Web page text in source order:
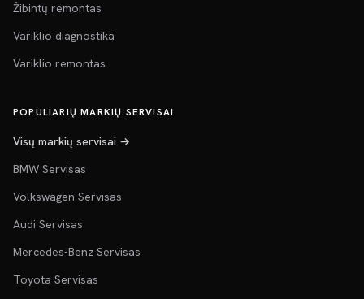
Žibintų remontas
Variklio diagnostika
Variklio remontas
POPULIARIŲ MARKIŲ SERVISAI
Visų markių servisai →
BMW Servisas
Volkswagen Servisas
Audi Servisas
Mercedes-Benz Servisas
Toyota Servisas